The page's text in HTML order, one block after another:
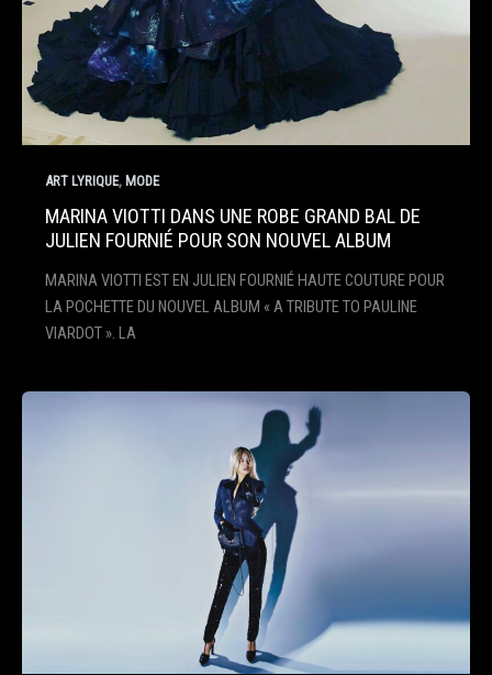
ART LYRIQUE, MODE
MARINA VIOTTI DANS UNE ROBE GRAND BAL DE
JULIEN FOURNIÉ POUR SON NOUVEL ALBUM
MARINA VIOTTI EST EN JULIEN FOURNIÉ HAUTE COUTURE POUR
LA POCHETTE DU NOUVEL ALBUM « A TRIBUTE TO PAULINE
VIARDOT ». LA